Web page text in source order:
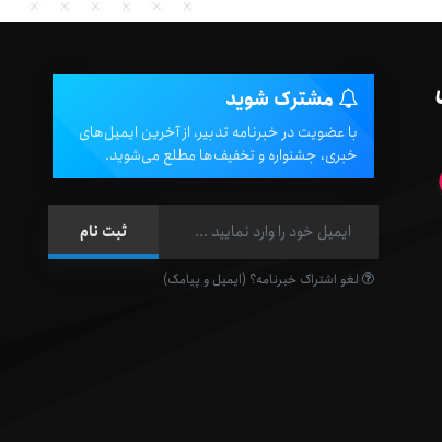
مشترک شوید
با عضویت در خبرنامه تدبیر، از آخرین ایمیل‌های
خبری، جشنواره و تخفیف‌ها مطلع می‌شوید.
لغو اشتراک خبرنامه؟ (ایمیل و پیامک)